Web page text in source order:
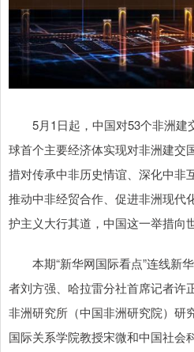
5月1日起，中国对53个非洲建
球首个主要经济体实现对非洲建交
措对传承中非历史情谊、深化中非
推动中非经贸合作、促进非洲现代
护主义大行其道，中国这一举措向
本期“新华网国际看点”连线新
者刘方强、哈拉雷分社首席记者许
非洲研究所（中国非洲研究院）研
国际关系学院教授宋微和中国社会